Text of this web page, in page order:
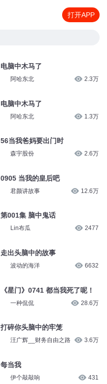
打开APP
电脑中木马了
阿哈东北 2.3万
电脑中木马了
阿哈东北 1.3万
56当我爸妈要出门时
森宇股份 2.6万
0905 当我的皇后吧
君颜讲故事 12.6万
第001集 脑中鬼话
Lin布瓜 2477
走出头脑中的故事
波动的海洋 6632
《星门》0741 都当我死了呢！
一种侃侃 28.6万
打碎你头脑中的牢笼
汪广辉__财务自由之路 3.6万
每当我
伊个敲敲响 431